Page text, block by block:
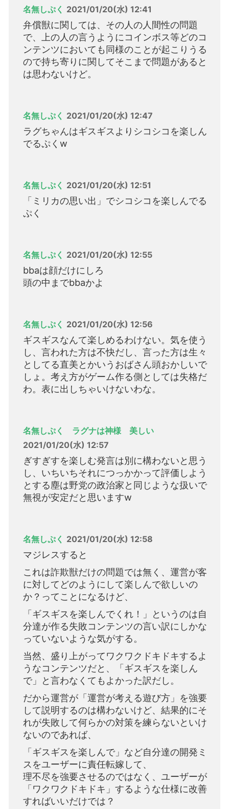
名無しぷく 2021/01/20(水) 12:41
弁償獣に関しては、その人の人間性の問題
で、上の人の言うようにコインボス等どのコ
ンテンツにおいても同様のことが起こりうる
ので持ち寄りに関してそこまで問題があると
は思わないけど。
名無しぷく 2021/01/20(水) 12:47
ラグちゃんはギスギスよりシコシコを楽しん
でるぷくw
名無しぷく 2021/01/20(水) 12:51
「ミリカの思い出」でシコシコを楽しんでる
ぷく
名無しぷく 2021/01/20(水) 12:55
bbaは顔だけにしろ
頭の中までbbaかよ
名無しぷく 2021/01/20(水) 12:56
ギスギスなんて楽しめるわけない。気を使う
し、言われた方は不快だし、言った方は生々
としてる直美とかいうおばさん頭おかしいで
しょ。考え方がゲーム作る側としては失格だ
わ。表に出しちゃいけないわな。
名無しぷく ラグナは神様 美しい
2021/01/20(水) 12:57
ぎすぎすを楽しむ発言は別に構わないと思う
し、いちいちそれにつっかかって評価しよう
とする塵は野党の政治家と同じような扱いで
無視が安定だと思いますw
名無しぷく 2021/01/20(水) 12:58
マジレスすると
これは詐欺獣だけの問題では無く、運営が客
に対してどのようにして楽しんで欲しいの
か？ってことになるけど、
「ギスギスを楽しんでくれ！」というのは自
分達が作る失敗コンテンツの言い訳にしかな
っていないような気がする。
当然、盛り上がってワクワクドキドキするよ
うなコンテンツだと、「ギスギスを楽しん
で」と言わなくてもよかった訳だし。
だから運営が「運営が考える遊び方」を強要
して説明するのは構わないけど、結果的にそ
れが失敗して何らかの対策を練らないといけ
ないのであれば、
「ギスギスを楽しんで」など自分達の開発ミ
スをユーザーに責任転嫁して、
理不尽を強要させるのではなく、ユーザーが
「ワクワクドキドキ」するような仕様に改善
すればいいだけでは？